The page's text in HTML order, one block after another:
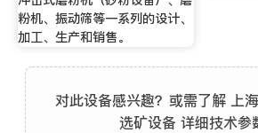
粉机、振动筛等一系列的设计、
加工、生产和销售。
对此设备感兴趣？或需了解 上
选矿设备 详细技术参